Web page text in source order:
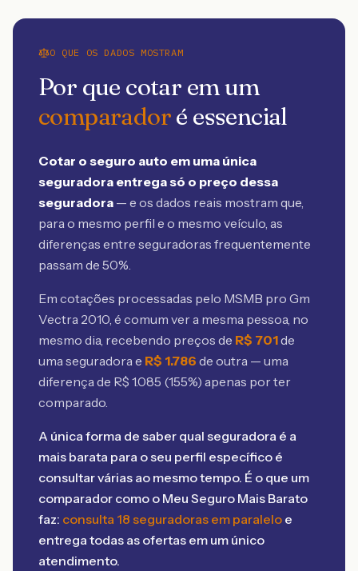
O QUE OS DADOS MOSTRAM
Por que cotar em um
comparadoré essencial
Cotar o seguro auto em uma única
seguradora entrega só o preço dessa
seguradora — e os dados reais mostram que,
para o mesmo perfil e o mesmo veículo, as
diferenças entre seguradoras frequentemente
passam de 50%.
Em cotações processadas pelo MSMB pro Gm
Vectra 2010, é comum ver a mesma pessoa, no
mesmo dia, recebendo preços de R$ 701de
uma seguradora e R$ 1.786 de outra — uma
diferença de R$ 1.085 (155%) apenas por ter
comparado.
A única forma de saber qual seguradora é a
mais barata para o seu perfil específico é
consultar várias ao mesmo tempo. É o que um
comparador como o Meu Seguro Mais Barato
faz: consulta 18 seguradoras em paralelo e
entrega todas as ofertas em um único
atendimento.